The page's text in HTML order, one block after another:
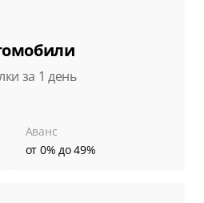
за 1 день
Аванс
от 0% до 49%